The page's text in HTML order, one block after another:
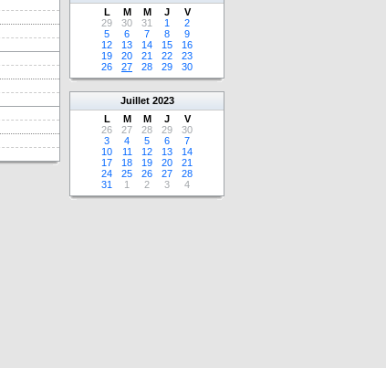
L
M M J
V
29
30 31 1
2
5
6 7 8
9
12
13 14 15
16
19
20 21 22
23
26
27 28 29 30
Juillet 2023
L
M M J
V
26
27 28 29
30
3
4 5 6
7
10
11 12 13
14
17
18 19 20
21
24
25 26 27
28
31
1 2 3 4